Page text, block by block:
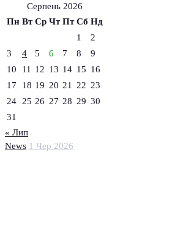
News 1 Чер 2026
Серпень 2026
Пн Вт Ср Чт Пт Сб Нд
1
2
3
4 5 6 7 8
9
10
11 12 13 14 15 16
17
18 19 20 21 22 23
24
25 26 27 28 29 30
31
« Лип